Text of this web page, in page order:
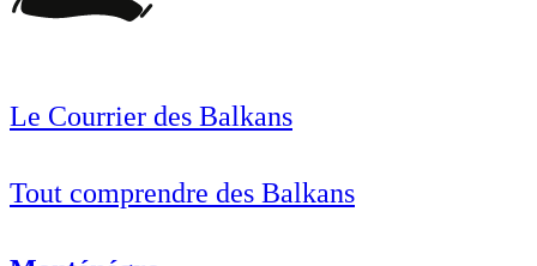
Le Courrier des Balkans
Tout comprendre des Balkans